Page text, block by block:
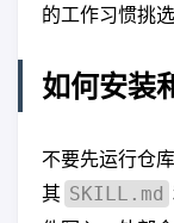
的工作习惯挑
如何安装
不要先运行仓
其 SKILL.md